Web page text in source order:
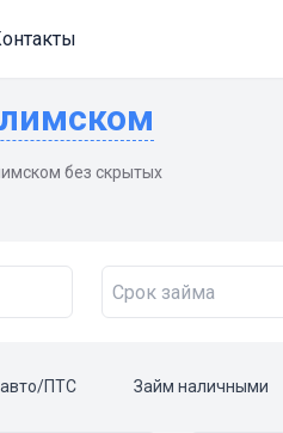
без скрытых
ПТС Займ наличными